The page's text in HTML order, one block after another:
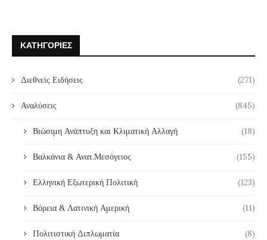
ΚΑΤΗΓΟΡΊΕΣ
Διεθνείς Ειδήσεις (271)
Αναλύσεις (845)
Βιώσιμη Ανάπτυξη και Κλιματική Αλλαγή (18)
Βαλκάνια & Ανατ.Μεσόγειος (155)
Ελληνική Εξωτερική Πολιτική (123)
Βόρεια & Λατινική Αμερική (11)
Πολιτιστική Διπλωματία (8)